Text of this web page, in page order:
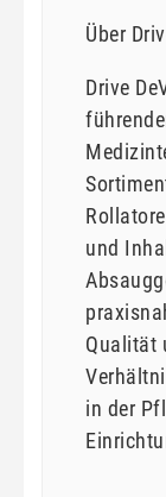
Über
Drive
und
Qualität
in der